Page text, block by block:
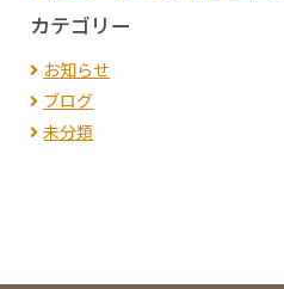
カテゴリー
お知らせ
ブログ
未分類